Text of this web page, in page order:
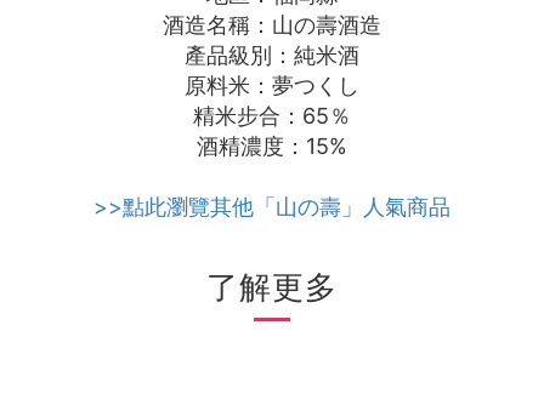
酒造名稱：山の壽酒造
產品級別：純米酒
原料米：夢つくし
精米步合：65％
酒精濃度：15%
>>點此瀏覽其他「山の壽」人氣商品
了解更多